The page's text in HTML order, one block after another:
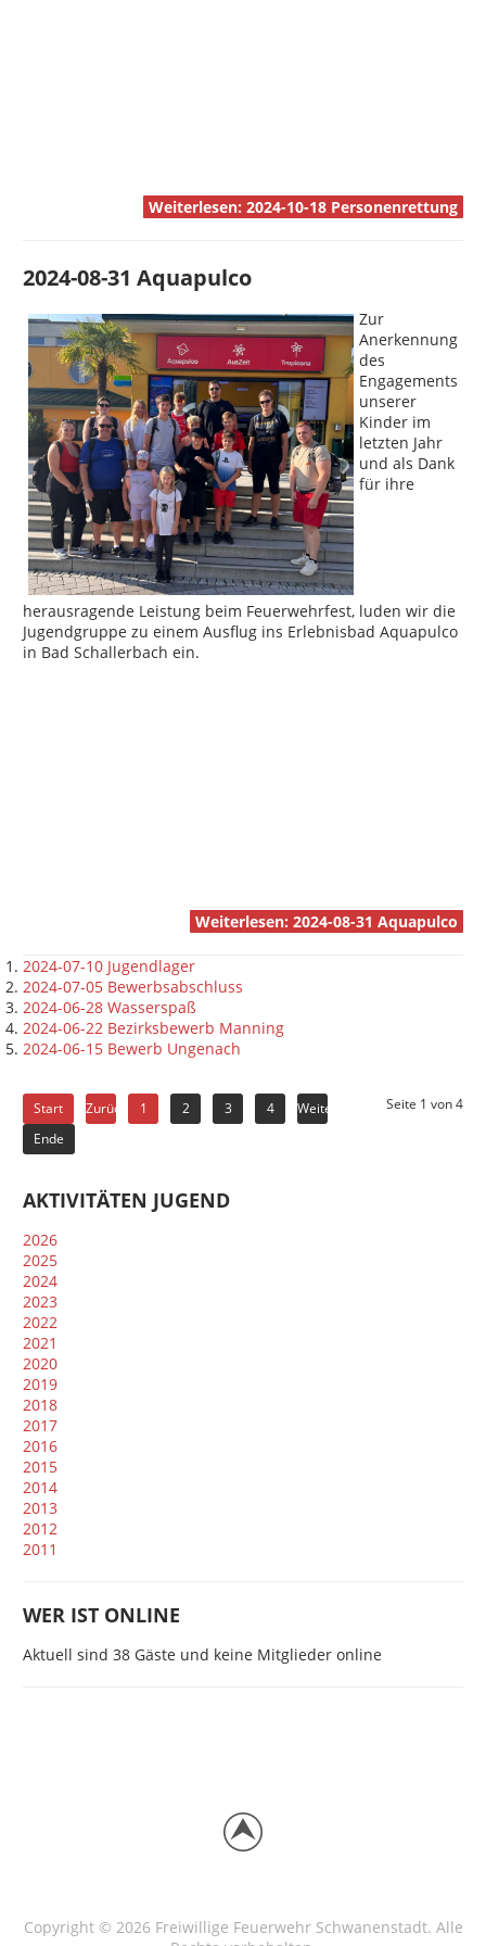
Weiterlesen: 2024-10-18 Personenrettung
2024-08-31 Aquapulco
Zur
Anerkennung
des
Engagements
unserer
Kinder im
letzten Jahr
und als Dank
für ihre
herausragende Leistung beim Feuerwehrfest, luden wir die
Jugendgruppe zu einem Ausflug ins Erlebnisbad Aquapulco
in Bad Schallerbach ein.
Weiterlesen: 2024-08-31 Aquapulco
2024-07-10 Jugendlager
2024-07-05 Bewerbsabschluss
2024-06-28 Wasserspaß
2024-06-22 Bezirksbewerb Manning
2024-06-15 Bewerb Ungenach
Seite 1 von 4
Start Zurück 1 2 3 4
Weiter
Ende
AKTIVITÄTEN JUGEND
2026
2025
2024
2023
2022
2021
2020
2019
2018
2017
2016
2015
2014
2013
2012
2011
WER IST ONLINE
Aktuell sind 38 Gäste und keine Mitglieder online
Copyright © 2026 Freiwillige Feuerwehr Schwanenstadt. Alle